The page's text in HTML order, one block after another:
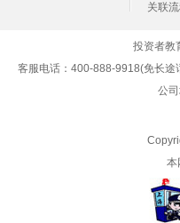
关联
投资者教
客服电话：400-888-9918(免长途
公
本